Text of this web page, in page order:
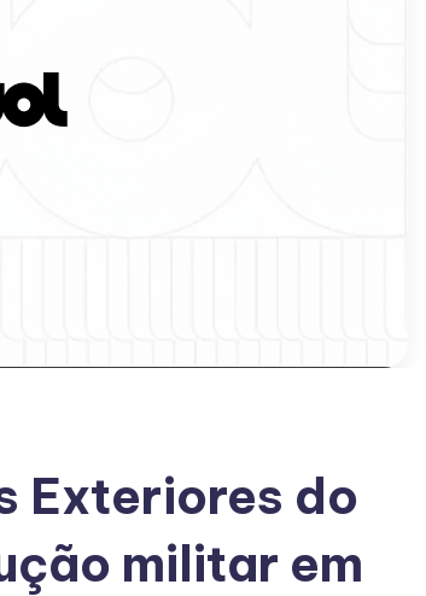
Exteriores do
militar em